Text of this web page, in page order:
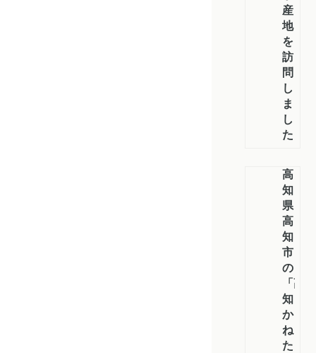
産
地
を
訪
問
し
ま
し
た
高
知
県
高
知
市
の
「高
知
か
ね
た